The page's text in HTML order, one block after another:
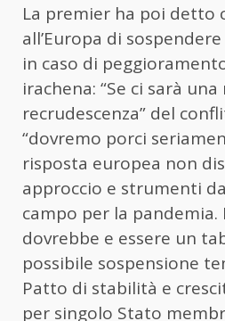
La premier ha poi detto
all’Europa di
in caso di
irachena: “Se ci sarà una
recrudescenza” del
“dovremo porci
risposta europea non
approccio e strumenti
campo per la pandemia.
dovrebbe e essere un
possibile sospensione
Patto di stabilità e
per singolo Stato